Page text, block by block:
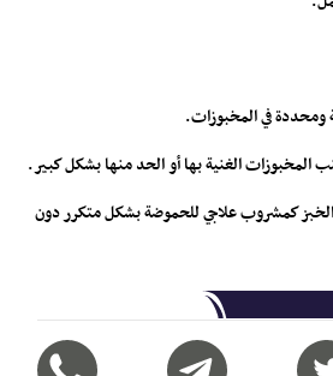
ومحددة في المخبوزات.
الغنية بها أو الحد منها بشكل كبير.
كمشروب علاجي للحموضة بشكل متكرر دون